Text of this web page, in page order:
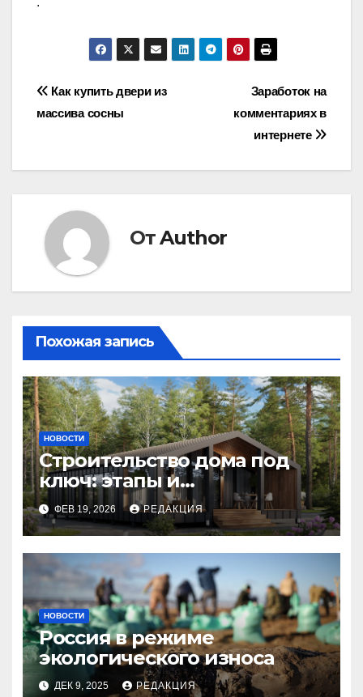
Навигация
записям
Заработок на
комментариях в
интернете
Как купить двери из
массива сосны
ОтAuthor
Похожая запись
НОВОСТИ
Строительство дома под
ключ: этапы и
планирование бюджета
ФЕВ 19, 2026 РЕДАКЦИЯ
НОВОСТИ
Россия в режиме
экологического износа
ДЕК 9, 2025 РЕДАКЦИЯ